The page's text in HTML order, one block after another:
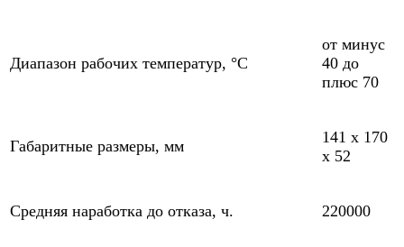
Диапазон рабочих температур, °С
от минус
40 до
плюс 70
Габаритные размеры, мм
141 x 170
x 52
Средняя наработка до отказа, ч. 220000